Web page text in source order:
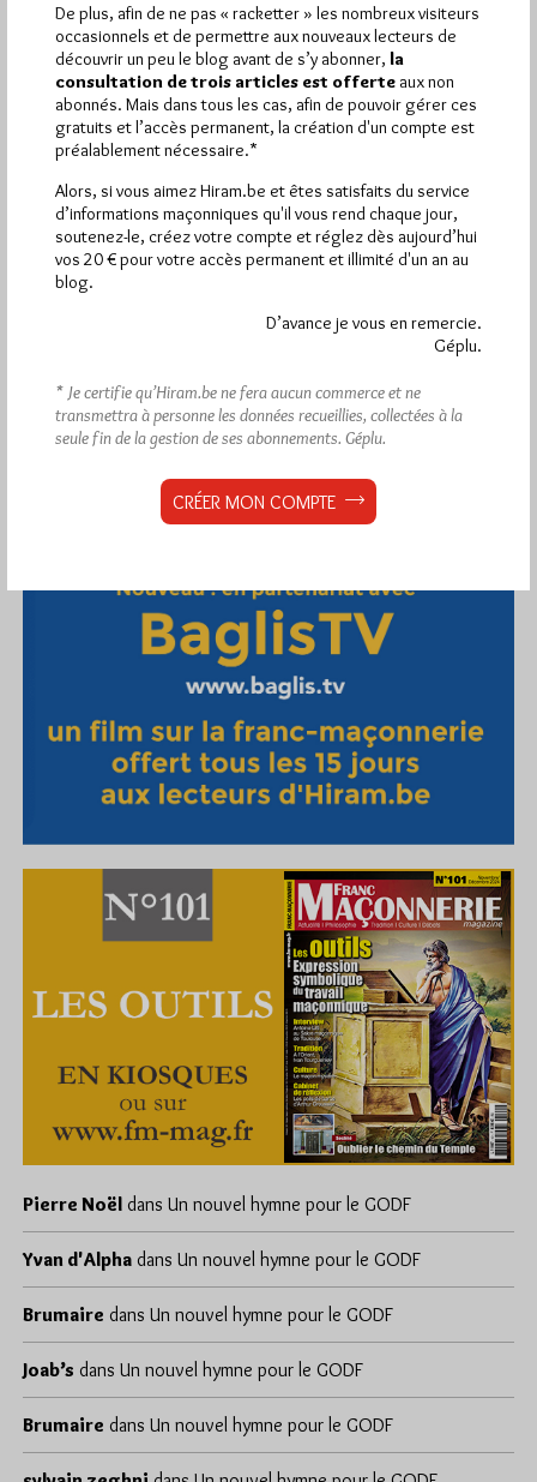
Quels sont les articles les plus lus du blog ?
Abonnement aux Newsletters - RSS
Pierre Noël dans Un nouvel hymne pour le GODF
Yvan d'Alpha dans Un nouvel hymne pour le GODF
Brumaire dans Un nouvel hymne pour le GODF
Joab’s dans Un nouvel hymne pour le GODF
Brumaire dans Un nouvel hymne pour le GODF
De plus, afin de ne pas « racketter » les nombreux visiteurs
occasionnels et de permettre aux nouveaux lecteurs de
découvrir un peu le blog avant de s’y abonner, la
consultation de trois articles est offerte aux non
abonnés. Mais dans tous les cas, afin de pouvoir gérer ces
gratuits et l’accès permanent, la création d'un compte est
préalablement nécessaire.*
Alors, si vous aimez Hiram.be et êtes satisfaits du service
d’informations maçonniques qu'il vous rend chaque jour,
soutenez-le, créez votre compte et réglez dès aujourd’hui
vos 20 € pour votre accès permanent et illimité d'un an au
blog.
D’avance je vous en remercie.
Géplu.
* Je certifie qu’Hiram.be ne fera aucun commerce et ne
transmettra à personne les données recueillies, collectées à la
seule fin de la gestion de ses abonnements. Géplu.
CRÉER MON COMPTE